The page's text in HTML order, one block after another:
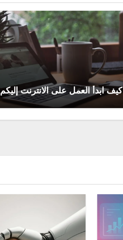
كيف ابدأ العمل على الانترنت